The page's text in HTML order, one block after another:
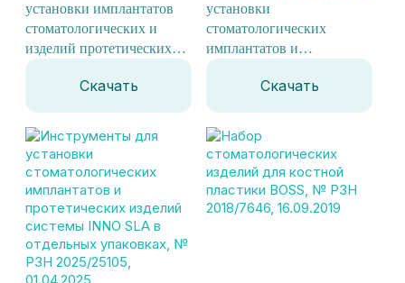
установки имплантатов
стоматологических и
изделий протетических
системы INNO SLA в
наборах и отдельных
упаковках, № РЗН
2015/2304, 16.09.2019
Скачать
установки
стоматологических
имплантатов и
протетических изделий
системы INNO SLSA, №
РЗН 2025/25004,
12.03.2025
Скачать